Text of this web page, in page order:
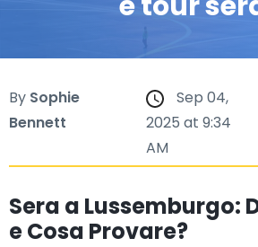
By Sophie
Bennett
Sep 04,
2025 at 9:34
AM
Sera a Lussemburgo:
e Cosa Provare?